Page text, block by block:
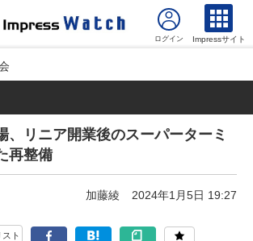
Impressサイト
、リニア開業後のスーパーターミ
再整備
加藤綾 2024年1月5日 19:27
スト